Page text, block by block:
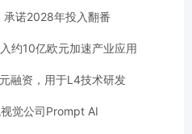
承诺2028年投入翻番
约10亿欧元加速产业应用
融资，用于L4技术研发
觉公司Prompt AI